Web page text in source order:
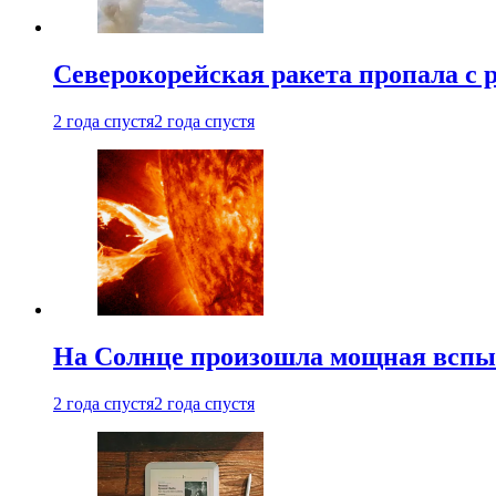
Северокорейская ракета пропала с
2 года спустя2 года спустя
На Солнце произошла мощная
2 года спустя2 года спустя